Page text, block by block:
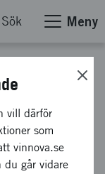
Sök Meny
CO2
vill därför
som
vinnova.se
du går vidare